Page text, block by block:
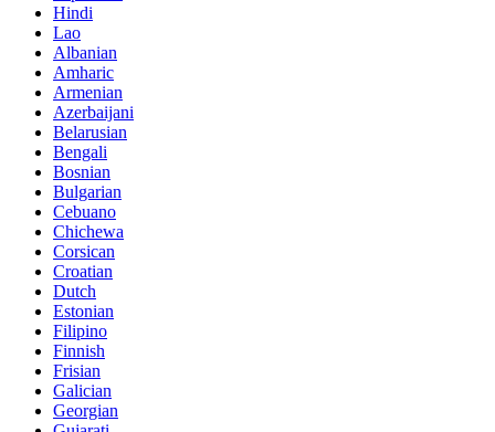
Hindi
Lao
Albanian
Amharic
Armenian
Azerbaijani
Belarusian
Bengali
Bosnian
Bulgarian
Cebuano
Chichewa
Corsican
Croatian
Dutch
Estonian
Filipino
Finnish
Frisian
Galician
Georgian